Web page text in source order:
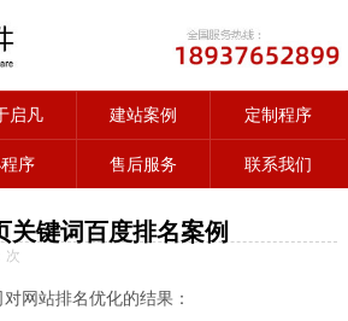
启凡 建站案例 定制程序
序 售后服务 联系我们
关键词百度排名案例
次
对网站排名优化的结果：